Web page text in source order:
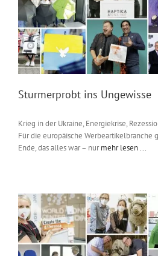
Kontakt
Messen & Events
Unternehmen
Interviews
Wissen
Jobshop
Suche
nach:
Sturmerprobt ins Ungewisse
Krieg in der Ukraine, Energiekrise,
Für die europäische Werbeartikelbranche
Ende, das alles war – nurmehr lesen ...